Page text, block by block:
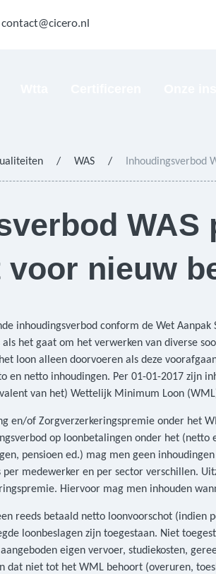
contact@cicero.nl
/ WAS / Inhoudingsverbod
WAS
voor nieuw
inhoudingsverbod conform de Wet Aanpak
het gaat om het verwerken van diverse
loon alleen doorvoeren als deze
en netto inhoudingen. Per 01-01-2017 zijn
van het) Wettelijk Minimum Loon
en/of Zorgverzerkeringspremie onder het
op loonbetalingen onder het
pensioen ed.) mag men geen
medewerker en per sector verschillen.
Hiervoor mag men inhouden
reeds betaald netto loonvoorschot (indien
loonbeslagen zijn toegestaan. Niet
eigen vervoer, studiekosten,
dat niet tot het WML behoort (overuren,